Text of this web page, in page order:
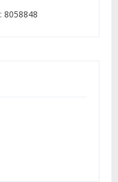
: 8058848